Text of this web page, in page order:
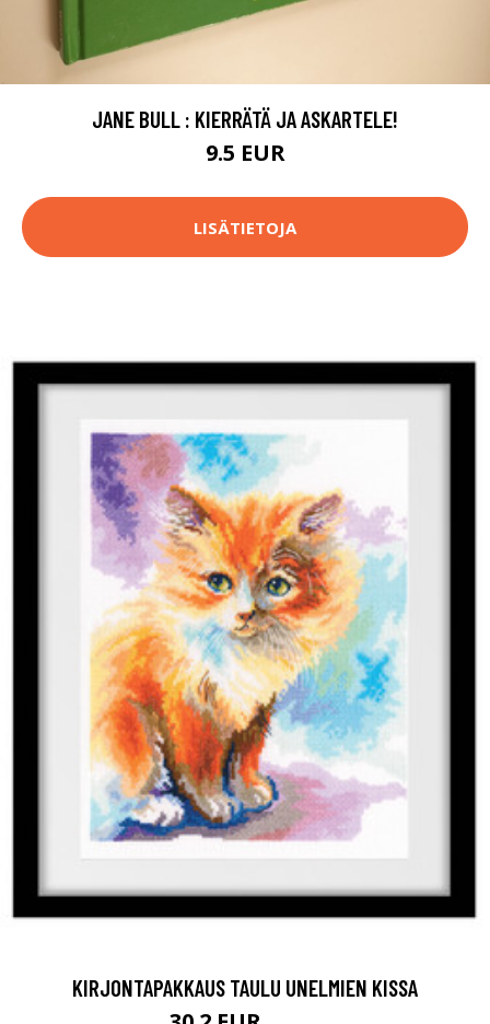
JANE BULL : KIERRÄTÄ JA ASKARTELE!
9.5 EUR
LISÄTIETOJA
KIRJONTAPAKKAUS TAULU UNELMIEN KISSA